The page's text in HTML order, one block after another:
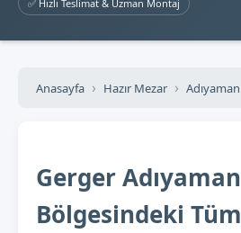
✅ Hızlı Teslimat & Uzman Montaj
Anasayfa Hazır Mezar Adıyaman
Gerger Adıyaman
Bölgesindeki Tüm